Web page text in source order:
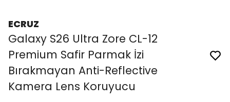
ECRUZ
Galaxy S26 Ultra Zore CL-12
Premium Safir Parmak İzi
Bırakmayan Anti-Reflective
Kamera Lens Koruyucu